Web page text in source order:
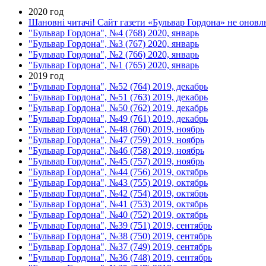
2020 год
Шановні читачі! Сайт газети «Бульвар Гордона» не
"Бульвар Гордона", №4 (768) 2020, январь
"Бульвар Гордона", №3 (767) 2020, январь
"Бульвар Гордона", №2 (766) 2020, январь
"Бульвар Гордона", №1 (765) 2020, январь
2019 год
"Бульвар Гордона", №52 (764) 2019, декабрь
"Бульвар Гордона", №51 (763) 2019, декабрь
"Бульвар Гордона", №50 (762) 2019, декабрь
"Бульвар Гордона", №49 (761) 2019, декабрь
"Бульвар Гордона", №48 (760) 2019, ноябрь
"Бульвар Гордона", №47 (759) 2019, ноябрь
"Бульвар Гордона", №46 (758) 2019, ноябрь
"Бульвар Гордона", №45 (757) 2019, ноябрь
"Бульвар Гордона", №44 (756) 2019, октябрь
"Бульвар Гордона", №43 (755) 2019, октябрь
"Бульвар Гордона", №42 (754) 2019, октябрь
"Бульвар Гордона", №41 (753) 2019, октябрь
"Бульвар Гордона", №40 (752) 2019, октябрь
"Бульвар Гордона", №39 (751) 2019, сентябрь
"Бульвар Гордона", №38 (750) 2019, сентябрь
"Бульвар Гордона", №37 (749) 2019, сентябрь
"Бульвар Гордона", №36 (748) 2019, сентябрь